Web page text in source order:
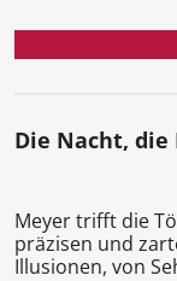
Die Nacht,
Meyer trifft die
präzisen und
Illusionen, von